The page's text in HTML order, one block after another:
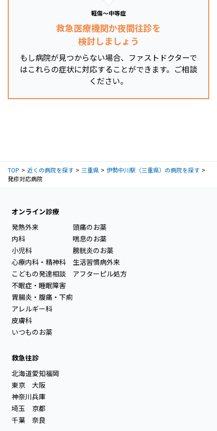
軽傷～中等症
救急医療機関か夜間往診を
検討しましょう
もし病院が見つからない場合、ファストドクターで
はこれらの症状に対応することができます。ご相談
ください。
TOP 近くの病院を探す 三重県
伊勢中川駅（三重県）の病院を探す
発疹対応病院
オンライン診療
発熱外来
内科
小児科
心療内科・精神科
こどもの発達相談
不眠症・睡眠障害
胃腸炎・腹痛・下痢
アレルギー科
皮膚科
いつものお薬
頭痛のお薬
喘息のお薬
膀胱炎のお薬
生活習慣病外来
アフターピル処方
救急往診
北海道
東京
神奈川
埼玉
千葉
愛知
大阪
兵庫
京都
奈良
福岡